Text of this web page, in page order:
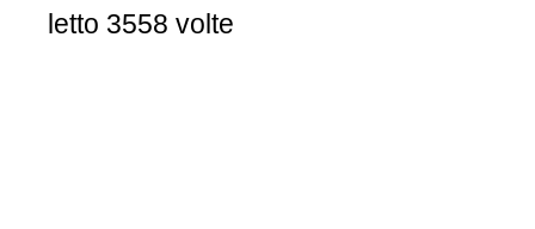
letto 3558 volte